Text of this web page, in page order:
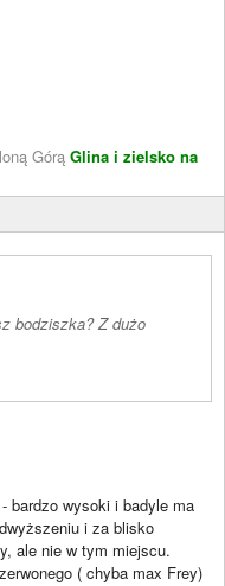
Górą Glina i zielsko na
bodziszka? Z dużo
bardzo wysoki i badyle ma
i za blisko
ale nie w tym miejscu.
( chyba max Frey)